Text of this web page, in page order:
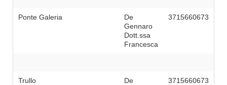
Ponte Galeria
De
Gennaro
Dott.ssa
Francesca
3715660673
Trullo
De
3715660673